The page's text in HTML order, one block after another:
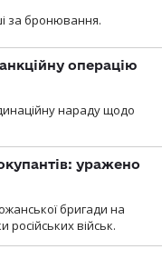
за бронювання.
операцію
нараду щодо
уражено
бригади на
російських військ.